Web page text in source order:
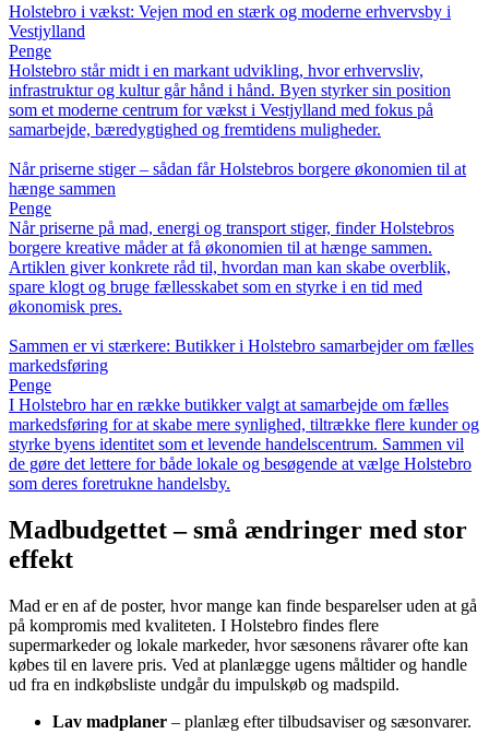
Holstebro i vækst: Vejen mod en stærk og moderne erhvervsby i
Vestjylland
Penge
Holstebro står midt i en markant udvikling, hvor erhvervsliv,
infrastruktur og kultur går hånd i hånd. Byen styrker sin position
som et moderne centrum for vækst i Vestjylland med fokus på
samarbejde, bæredygtighed og fremtidens muligheder.
Når priserne stiger – sådan får Holstebros borgere økonomien til at
hænge sammen
Penge
Når priserne på mad, energi og transport stiger, finder Holstebros
borgere kreative måder at få økonomien til at hænge sammen.
Artiklen giver konkrete råd til, hvordan man kan skabe overblik,
spare klogt og bruge fællesskabet som en styrke i en tid med
økonomisk pres.
Sammen er vi stærkere: Butikker i Holstebro samarbejder om fælles
markedsføring
Penge
I Holstebro har en række butikker valgt at samarbejde om fælles
markedsføring for at skabe mere synlighed, tiltrække flere kunder og
styrke byens identitet som et levende handelscentrum. Sammen vil
de gøre det lettere for både lokale og besøgende at vælge Holstebro
som deres foretrukne handelsby.
Madbudgettet – små ændringer med stor
effekt
Mad er en af de poster, hvor mange kan finde besparelser uden at gå
på kompromis med kvaliteten. I Holstebro findes flere
supermarkeder og lokale markeder, hvor sæsonens råvarer ofte kan
købes til en lavere pris. Ved at planlægge ugens måltider og handle
ud fra en indkøbsliste undgår du impulskøb og madspild.
Lav madplaner – planlæg efter tilbudsaviser og sæsonvarer.